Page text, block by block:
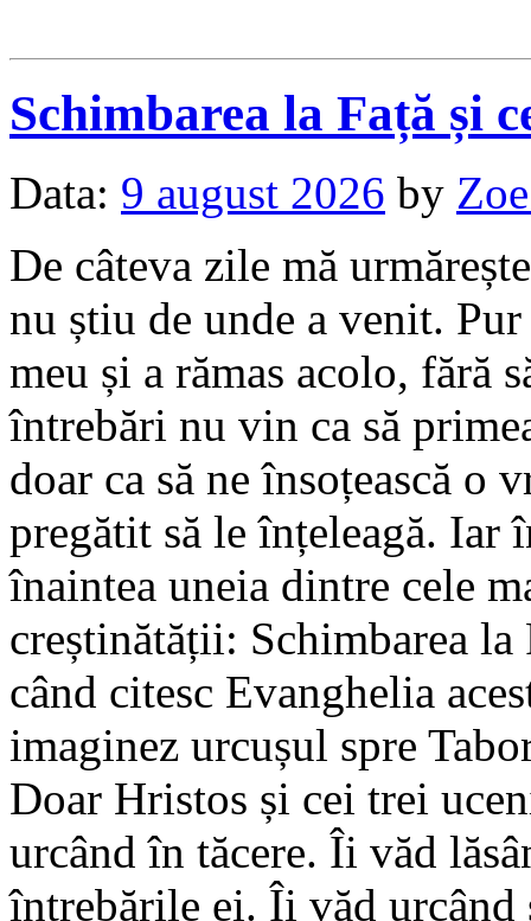
Schimbarea la Față și
Data: 9 august 2026 by
De câteva zile mă
nu știu de unde a venit.
meu și a rămas acolo, fără
întrebări nu vin ca să
doar ca să ne însoțească o
pregătit să le înțeleagă. Iar
înaintea uneia dintre cele
creștinătății: Schimbarea
când citesc Evanghelia
imaginez urcușul spre
Doar Hristos și cei trei
urcând în tăcere. Îi văd
întrebările ei. Îi văd urcând